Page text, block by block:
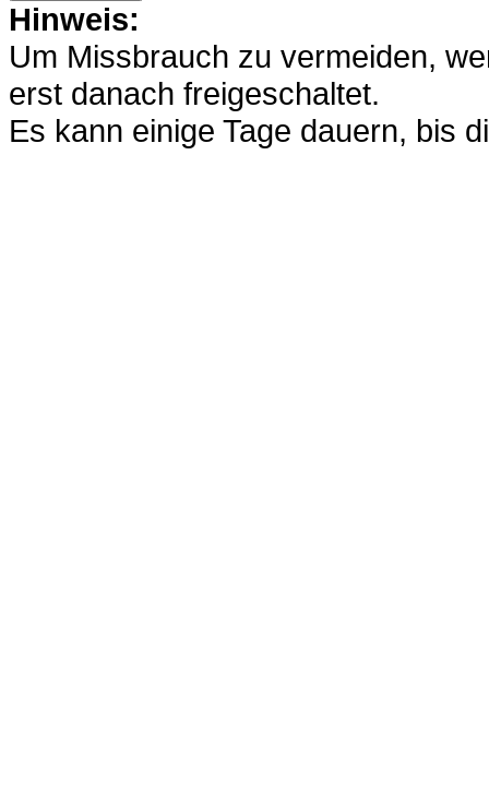
Hinweis:
Um Missbrauch zu vermeiden,
erst danach freigeschaltet.
Es kann einige Tage dauern, bis